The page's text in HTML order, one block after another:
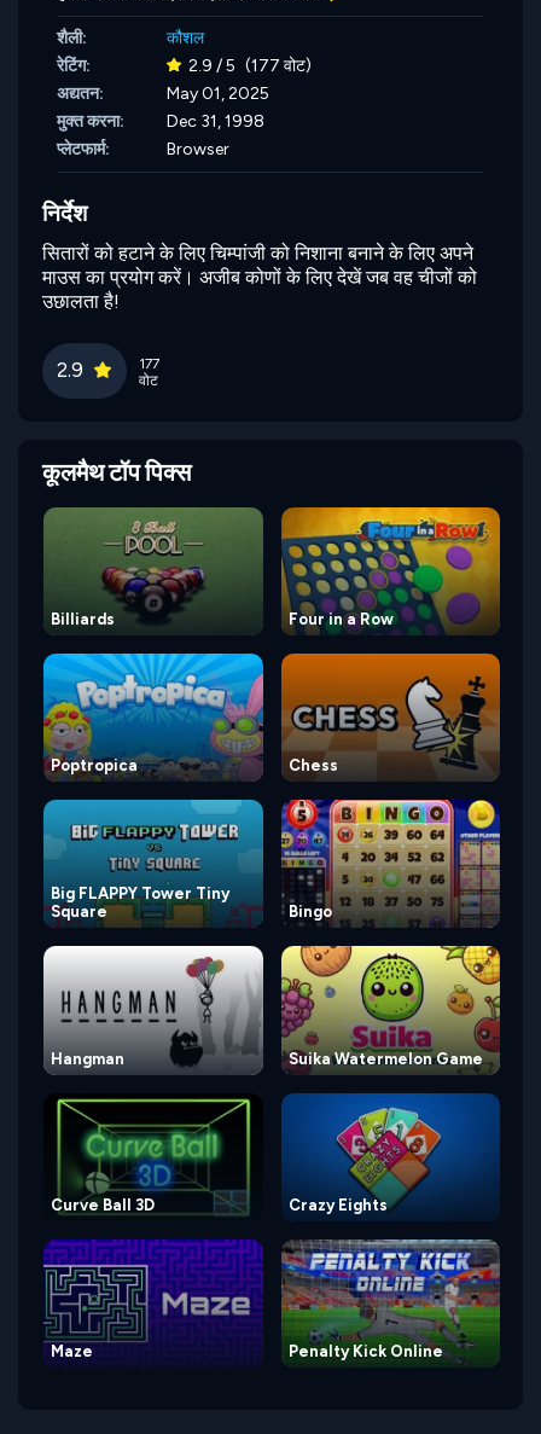
शैली:
कौशल
रेटिंग:
2.9 / 5 (177 वोट)
अद्यतन:
May 01, 2025
मुक्त करना:
Dec 31, 1998
प्लेटफार्म:
Browser
निर्देश
सितारों को हटाने के लिए चिम्पांजी को निशाना बनाने के लिए अपने
माउस का प्रयोग करें। अजीब कोणों के लिए देखें जब वह चीजों को
उछालता है!
2.9
177
वोट
कूलमैथ टॉप पिक्स
Billiards Four in a Row
Poptropica Chess
Big FLAPPY Tower Tiny
Square
Bingo
Hangman Suika Watermelon Game
Curve Ball 3D Crazy Eights
Maze Penalty Kick Online